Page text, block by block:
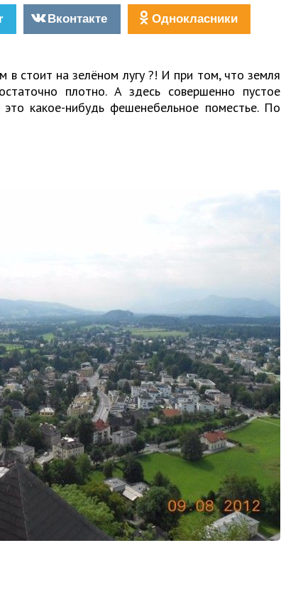
Вконтакте Однокласники
в стоит на зелёном лугу ?! И при том, что земля
плотно. А здесь совершенно пустое
какое-нибудь фешенебельное поместье. По